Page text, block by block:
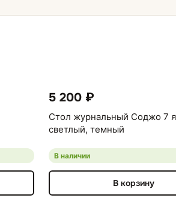
5 200 ₽
Стол журнальный Соджо 7
светлый, темный
В наличии
В корзину